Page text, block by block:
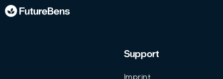
Support
Imprint